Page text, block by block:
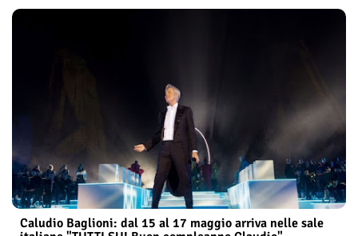
Caludio Baglioni: dal 15 al 17 maggio arriva nelle sale